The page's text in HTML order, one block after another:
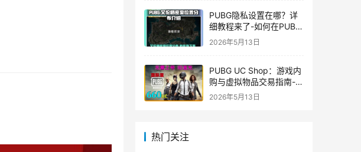
PUBG隐私设置在哪？详
细教程来了-如何在PUBG
中设置隐私选项保护个人
2026年5月13日
PUBG UC Shop：游戏内
购与虚拟物品交易指南-
PUBG UC Shop如何购买
2026年5月13日
热门关注